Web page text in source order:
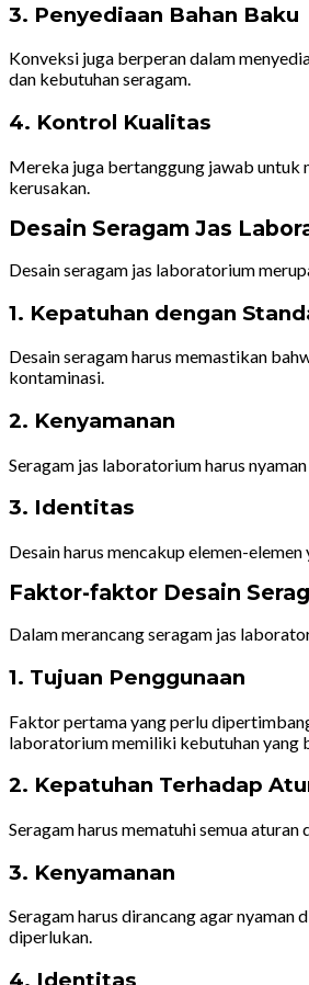
3. Penyediaan Bahan Baku
Konveksi juga berperan dalam
dan kebutuhan seragam.
4. Kontrol Kualitas
Mereka juga bertanggung jawab untuk
kerusakan.
Desain Seragam Jas
Desain seragam jas laboratorium
1. Kepatuhan dengan
Desain seragam harus memastikan
kontaminasi.
2. Kenyamanan
Seragam jas laboratorium harus
3. Identitas
Desain harus mencakup elemen-
Faktor-faktor Desain
Dalam merancang seragam jas
1. Tujuan Penggunaan
Faktor pertama yang perlu
laboratorium memiliki kebutuhan yang
2. Kepatuhan Terhadap
Seragam harus mematuhi semua
3. Kenyamanan
Seragam harus dirancang agar
diperlukan.